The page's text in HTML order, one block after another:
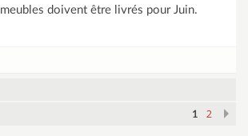
doivent être livrés pour Juin.
1 2